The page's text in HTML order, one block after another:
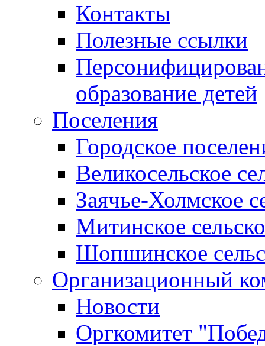
Контакты
Полезные ссылки
образование детей
Поселения
Городское
Великосельское
Заячье-Холмское
Митинское
Шопшинское
Организационный
Новости
Оргкомитет